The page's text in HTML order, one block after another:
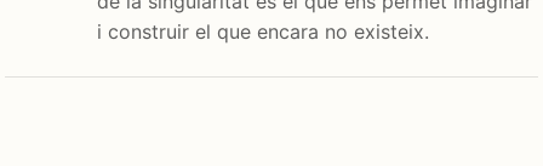
i construir el que encara no existeix.